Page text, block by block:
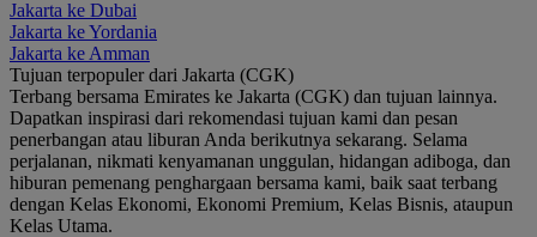
Jakarta ke Dubai
Jakarta ke Yordania
Jakarta ke Amman
Tujuan terpopuler dari Jakarta (CGK)
Terbang bersama Emirates ke Jakarta (CGK) dan tujuan lainnya.
Dapatkan inspirasi dari rekomendasi tujuan kami dan pesan
penerbangan atau liburan Anda berikutnya sekarang. Selama
perjalanan, nikmati kenyamanan unggulan, hidangan adiboga, dan
hiburan pemenang penghargaan bersama kami, baik saat terbang
dengan Kelas Ekonomi, Ekonomi Premium, Kelas Bisnis, ataupun
Kelas Utama.